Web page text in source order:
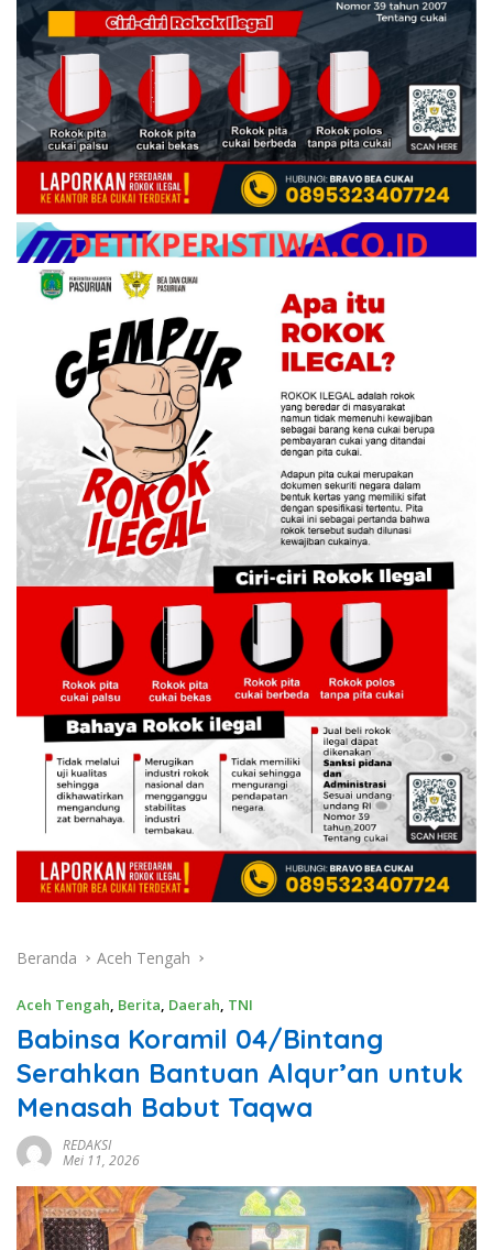
Beranda Aceh Tengah
Aceh Tengah, Berita, Daerah, TNI
Babinsa Koramil 04/Bintang
Serahkan Bantuan Alqur’an untuk
Menasah Babut Taqwa
REDAKSI
Mei 11, 2026